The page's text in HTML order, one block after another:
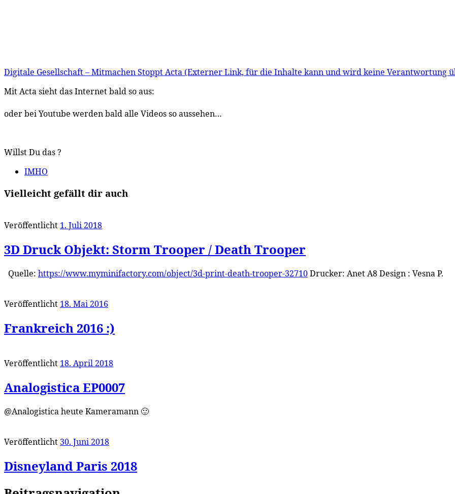
Digitale Gesellschaft – Mitmachen Stoppt Acta (Externer Link, für die Inhalte kann und wird keine Verantwortung
Mit Acta sieht das Internet bald so aus:
oder bei Youtube werden bald alle Videos so aussehen…
Willst Du das ?
IMHO
Vielleicht gefällt dir auch
Veröffentlicht 1. Juli 2018
3D Druck Objekt: Storm Trooper / Death Trooper
Quelle: https://www.myminifactory.com/object/3d-print-death-trooper-32710Drucker: Anet A8 Design : Vesna P.
Veröffentlicht 18. Mai 2016
Frankreich 2016 :)
Veröffentlicht 18. April 2018
Analogistica EP0007
@Analogistica heute Kameramann 🙂
Veröffentlicht 30. Juni 2018
Disneyland Paris 2018